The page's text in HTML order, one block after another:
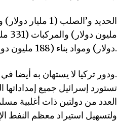
دولار) ومواد بناء (188 مليون دولار) هي حجر الزاوية في الصادرات التركية إلى إسرائيل.
ودور تركيا لا يستهان به أيضا في تسليم النفط إلى إسرائيل.
ولتسهيل استيراد معظم النفط